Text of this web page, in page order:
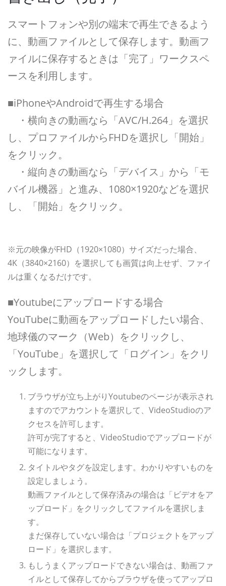
スマートフォンや別の端末で再生できるよう
に、動画ファイルとして保存します。動画フ
ァイルに保存するときは「完了」ワークスペ
ースを利用します。
■iPhoneやAndroidで再生する場合
・横向きの動画なら「AVC/H.264」を選択
し、プロファイルからFHDを選択し「開始」
をクリック。
・縦向きの動画なら「デバイス」から「モ
バイル機器」と進み、1080×1920などを選択
し、「開始」をクリック。
※元の映像がFHD（1920×1080）サイズだった場合、
4K（3840×2160）を選択しても画質は向上せず、ファイ
ルは重くなるだけです。
■Youtubeにアップロードする場合
YouTubeに動画をアップロードしたい場合、
地球儀のマーク（Web）をクリックし、
「YouTube」を選択して「ログイン」をクリ
ックします。
ブラウザが立ち上がりYoutubeのページが表示され
ますのでアカウントを選択して、VideoStudioのア
クセスを許可します。
許可が完了すると、VideoStudioでアップロードが
可能になります。
タイトルやタグを設定します。わかりやすいものを
設定しましょう。
動画ファイルとして保存済みの場合は「ビデオをア
ップロード」をクリックしてファイルを選択しま
す。
まだ保存していない場合は「プロジェクトをアップ
ロード」を選択します。
もしうまくアップロードできない場合は、動画ファ
イルとして保存してからブラウザを使ってアップロ